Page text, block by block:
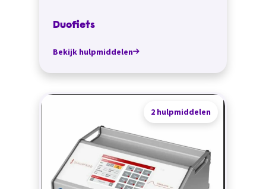
Duofiets
Bekijk hulpmiddelen
2 hulpmiddelen